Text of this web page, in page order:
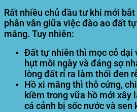
Rất nhiều chủ đầu tư khi mới
phân vân giữa việc đào ao đất
măng. Tuy nhiên:
Đất tự nhiên thì mọc cỏ dại
hụt mỗi ngày và đáng sợ
lòng đất rỉ ra làm thối đen
Hồ xi măng thì thô cứng,
kiềm trong vữa hồ mới xây
cá cảnh bị sốc nước và sen